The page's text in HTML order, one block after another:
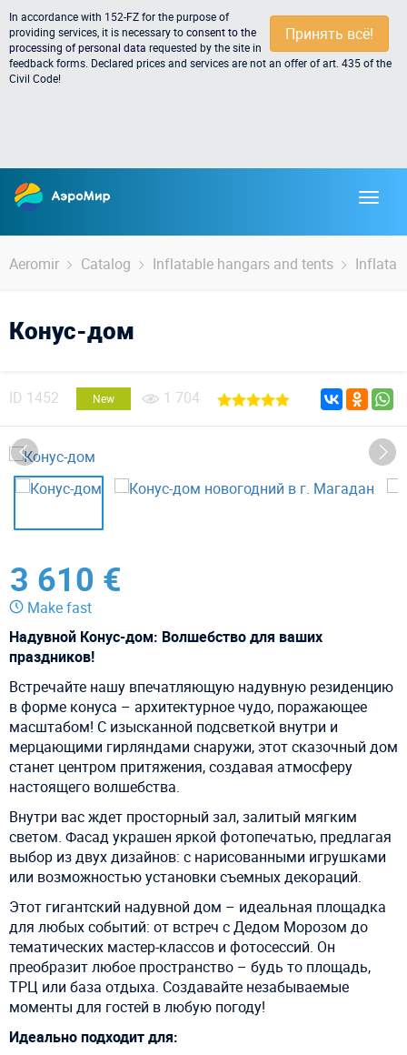
Принять всё!
In accordance with 152-FZ for the purpose of
providing services, it is necessary toconsent to the
processing of personal data requested by the site in
feedback forms. Declared prices and services are not an offer of art. 435 of the
Civil Code!
Aeromir Catalog Inflatable hangars and tents
Конус-дом
ID 1452 New 1 704
3 610 €
Make fast
Надувной Конус-дом: Волшебство для ваших
праздников!
Встречайте нашу впечатляющую надувную резиденцию
в форме конуса – архитектурное чудо, поражающее
масштабом! С изысканной подсветкой внутри и
мерцающими гирляндами снаружи, этот сказочный дом
станет центром притяжения, создавая атмосферу
настоящего волшебства.
Внутри вас ждет просторный зал, залитый мягким
светом. Фасад украшен яркой фотопечатью, предлагая
выбор из двух дизайнов: с нарисованными игрушками
или возможностью установки съемных декораций.
Этот гигантский надувной дом – идеальная площадка
для любых событий: от встреч с Дедом Морозом до
тематических мастер-классов и фотосессий. Он
преобразит любое пространство – будь то площадь,
ТРЦ или база отдыха. Создавайте незабываемые
моменты для гостей в любую погоду!
Идеально подходит для: